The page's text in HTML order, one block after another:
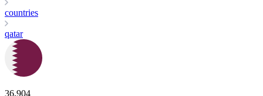
countries
qatar
36,904